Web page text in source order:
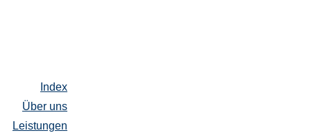
Index
Über uns
Leistungen